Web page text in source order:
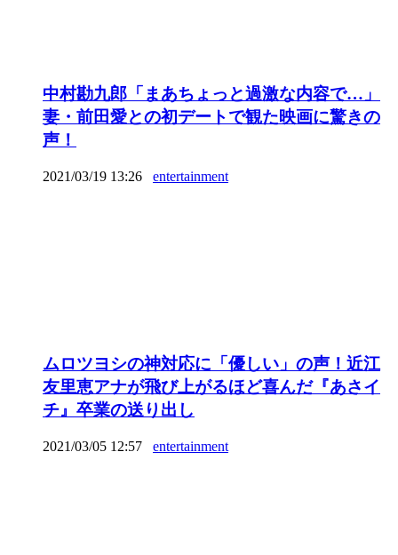
中村勘九郎「まあちょっと過激な内容で…」
妻・前田愛との初デートで観た映画に驚きの
声！
2021/03/19 13:26 entertainment
ムロツヨシの神対応に「優しい」の声！近江
友里恵アナが飛び上がるほど喜んだ『あさイ
チ』卒業の送り出し
2021/03/05 12:57 entertainment